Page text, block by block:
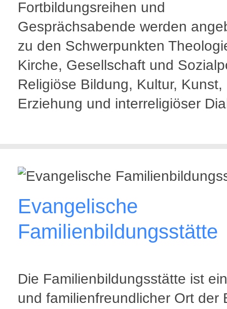
Fortbildungsreihen und
Gesprächsabende werden
zu den Schwerpunkten
Kirche, Gesellschaft und
Religiöse Bildung, Kultur, Kunst,
Erziehung und interreligiöser
Evangelische
Familienbildungsstätte
Die Familienbildungsstätte ist
und familienfreundlicher Ort der